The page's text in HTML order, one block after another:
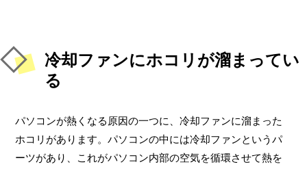
冷却ファンにホコリが溜まってい
る
パソコンが熱くなる原因の一つに、冷却ファンに溜まった
ホコリがあります。パソコンの中には冷却ファンというパ
ーツがあり、これがパソコン内部の空気を循環させて熱を